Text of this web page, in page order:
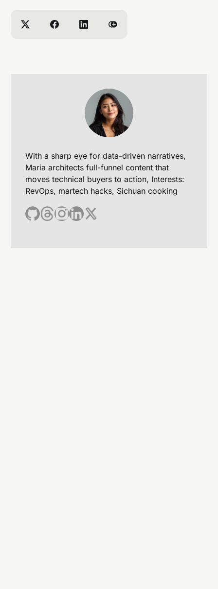
With a sharp eye for data-driven narratives,
Maria architects full-funnel content that
moves technical buyers to action, Interests:
RevOps, martech hacks, Sichuan cooking